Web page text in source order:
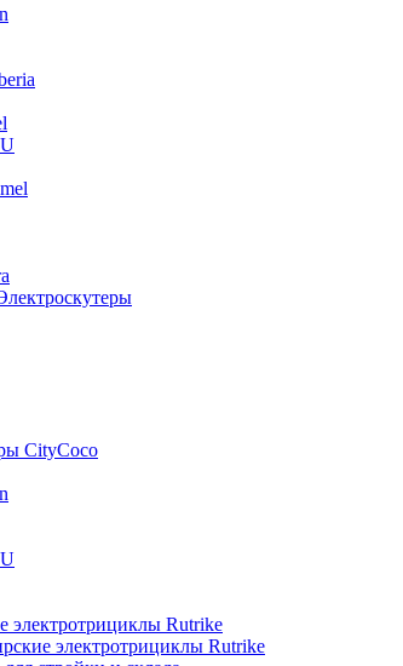
CityCoco
электротрициклы Rutrike
электротрициклы Rutrike